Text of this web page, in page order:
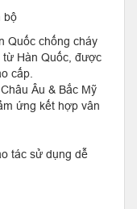
Quốc chống cháy
Hàn Quốc, được
cấp.
Âu & Bắc Mỹ
ứng kết hợp vân
tác sử dụng dễ